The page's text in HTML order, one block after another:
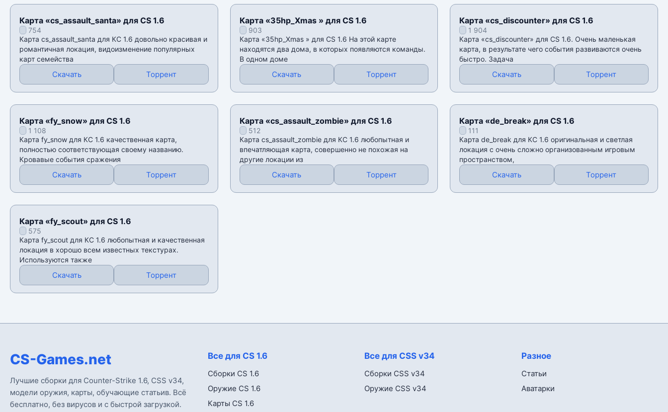
Карта «cs_assault_santa» для CS 1.6
754
Карта cs_assault_santa для КС 1.6 довольно красивая и
романтичная локация, видоизменение популярных
карт семейства
Скачать Торрент
Карта «35hp_Xmas » для CS 1.6
903
Карта «35hp_Xmas » для CS 1.6 На этой карте
находятся два дома, в которых появляются команды.
В одном доме
Скачать Торрент
Карта «cs_discounter» для CS 1.6
1 904
Карта «cs_discounter» для CS 1.6. Очень маленькая
карта, в результате чего события развиваются очень
быстро. Задача
Скачать Торрент
Карта «fy_snow» для CS 1.6
1 108
Карта fy_snow для КС 1.6 качественная карта,
полностью соответствующая своему названию.
Кровавые события сражения
Скачать Торрент
Карта «cs_assault_zombie» для CS 1.6
512
Карта cs_assault_zombie для КС 1.6 любопытная и
впечатляющая карта, совершенно не похожая на
другие локации из
Скачать Торрент
Карта «de_break» для CS 1.6
111
Карта de_break для КС 1.6 оригинальная и светлая
локация с очень сложно организованным игровым
пространством,
Скачать Торрент
Карта «fy_scout» для CS 1.6
575
Карта fy_scout для КС 1.6 любопытная и качественная
локация в хорошо всем известных текстурах.
Используются также
Скачать Торрент
CS-Games.net
Лучшие сборки для Counter-Strike 1.6, CSS v34,
модели оружия, карты, обучающие статьив. Всё
бесплатно, без вирусов и с быстрой загрузкой.
Все для CS 1.6
Сборки CS 1.6
Оружие CS 1.6
Карты CS 1.6
Все для CSS v34
Сборки CSS v34
Оружие CSS v34
Разное
Статьи
Аватарки